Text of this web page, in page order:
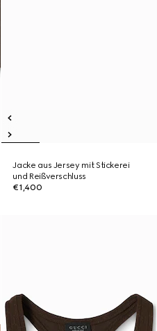
Jacke aus Jersey mit Stickerei
und Reißverschluss
€1,400